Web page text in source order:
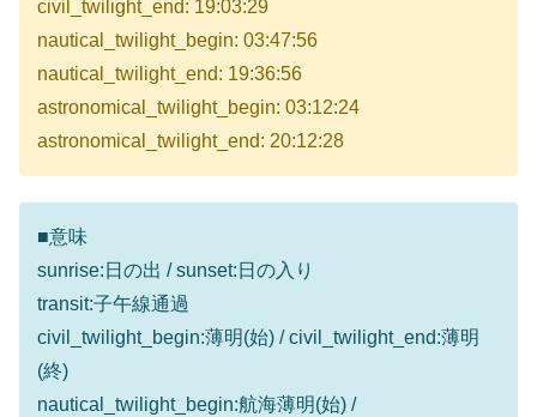
civil_twilight_end: 19:03:29
nautical_twilight_begin: 03:47:56
nautical_twilight_end: 19:36:56
astronomical_twilight_begin: 03:12:24
astronomical_twilight_end: 20:12:28
■意味
sunrise:日の出 / sunset:日の入り
transit:子午線通過
civil_twilight_begin:薄明(始) / civil_twilight_end:薄明
(終)
nautical_twilight_begin:航海薄明(始) /